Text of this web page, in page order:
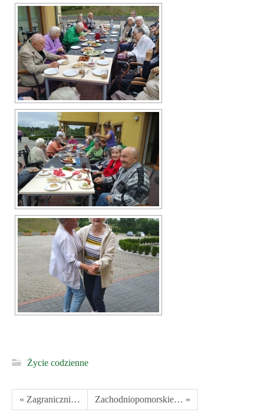
Życie codzienne
« Zagraniczni… Zachodniopomorskie… »